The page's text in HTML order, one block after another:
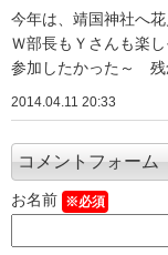
今年は、靖国神社へ
Ｗ部長もＹさんも楽し
参加したかった～ 残
2014.04.11 20:33
コメントフォーム
お名前 ※必須